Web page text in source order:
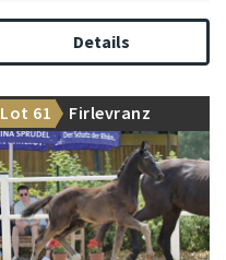
Details
Lot 61 Firlevranz
The foal champion enters the
stage!